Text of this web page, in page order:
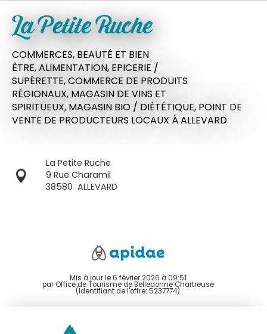
La Petite Ruche
COMMERCES, BEAUTÉ ET BIEN
ÊTRE,ALIMENTATION, EPICERIE /
SUPÉRETTE,COMMERCE DE PRODUITS
RÉGIONAUX, MAGASIN DE VINS ET
SPIRITUEUX, MAGASIN BIO / DIÉTÉTIQUE, POINT DE
VENTE DE PRODUCTEURS LOCAUX À ALLEVARD
La Petite Ruche
9 Rue Charamil
38580 ALLEVARD
Mis à jour le 6 février 2026 à 09:51
par Office de Tourisme de Belledonne Chartreuse
(Identifiant de l'offre: 5237774)